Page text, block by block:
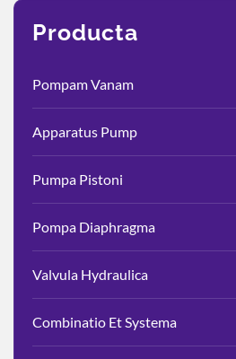
Producta
Pompam Vanam
Apparatus Pump
Pumpa Pistoni
Pompa Diaphragma
Valvula Hydraulica
Combinatio Et Systema